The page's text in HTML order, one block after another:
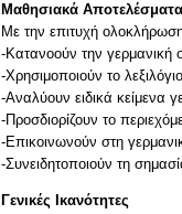
Μαθησιακά Αποτελέσματα
Με την επιτυχή
-Κατανοούν την γερμανική
-Xρησιμοποιούν το
-Αναλύουν ειδικά κείμενα
-Προσδιορίζουν το
-Επικοινωνούν στη
-Συνειδητοποιούν τη
Γενικές Ικανότητες